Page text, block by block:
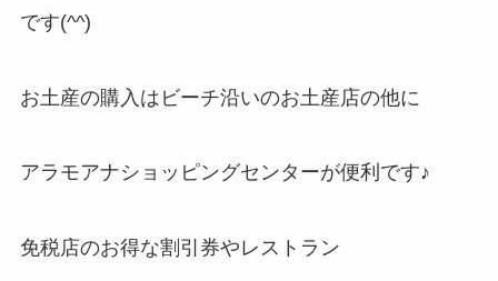
です(^^)
お土産の購入はビーチ沿いのお土産店の他に
アラモアナショッピングセンターが便利です♪
免税店のお得な割引券やレストラン